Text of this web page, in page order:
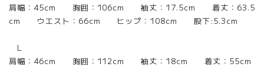
肩幅：45cm 胸囲：106cm 袖丈：17.5cm 着丈：63.5
cm ウエスト：66cm ヒップ：108cm 股下:5.3cm
L
肩幅：46cm 胸囲：112cm 袖丈：18cm 着丈：55cm